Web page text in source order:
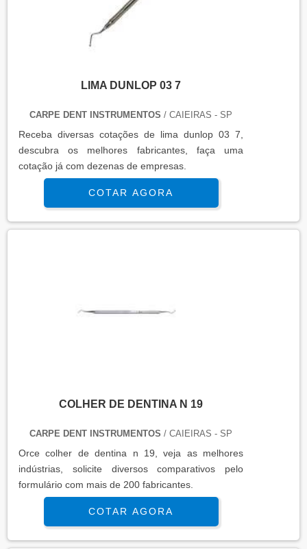
LIMA DUNLOP 03 7
CARPE DENT INSTRUMENTOS / CAIEIRAS - SP
Receba diversas cotações de lima dunlop 03 7,
descubra os melhores fabricantes, faça uma
cotação já com dezenas de empresas.
COTAR AGORA
COLHER DE DENTINA N 19
CARPE DENT INSTRUMENTOS / CAIEIRAS - SP
Orce colher de dentina n 19, veja as melhores
indústrias, solicite diversos comparativos pelo
formulário com mais de 200 fabricantes.
COTAR AGORA